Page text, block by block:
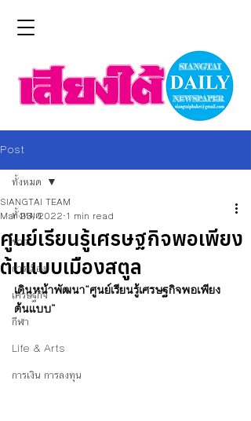
Post
ทั้งหมด
ข่าว
การเมือง
เศรษฐกิจ
กีฬา
Life & Arts
การเงิน การลงทุน
ทั้งหมด
ศูนย์เรียนรู้เศรษฐกิจพอเพียง
ต้นแบบเมืองสตูล
SIANGTAI TEAM
Mar 23, 2022 1 min read
เดินหน้าพัฒนา“ศูนย์เรียนรู้เศรษฐกิจพอเพียง
ต้นแบบ”